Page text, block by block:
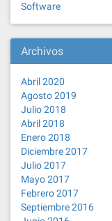
Software
Archivos
Abril 2020
Agosto 2019
Julio 2018
Abril 2018
Enero 2018
Diciembre 2017
Julio 2017
Mayo 2017
Febrero 2017
Septiembre 2016